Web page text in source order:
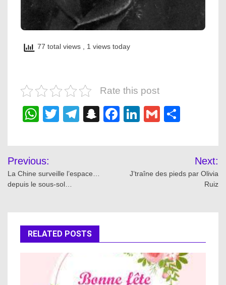
77 total views , 1 views today
Rate this post
WhatsApp
TwitterTelegram
Snapchat
Facebook
LinkedIn
Gmail
Post
navigation
Previous:
La Chine surveille l’espace…
depuis le sous-sol…
Next:
J’traîne des pieds par Olivia
Ruiz
RELATED POSTS